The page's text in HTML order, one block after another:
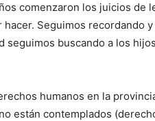
comenzaron los juicios de
Seguimos recordando
seguimos buscando a los
humanos en la
están contemplados